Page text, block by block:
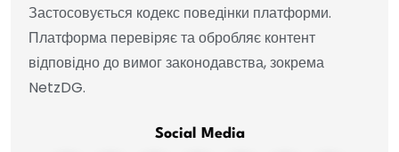
Застосовується кодекс поведінки платформи.
Платформа перевіряє та обробляє контент
відповідно до вимог законодавства, зокрема
NetzDG.
Social Media